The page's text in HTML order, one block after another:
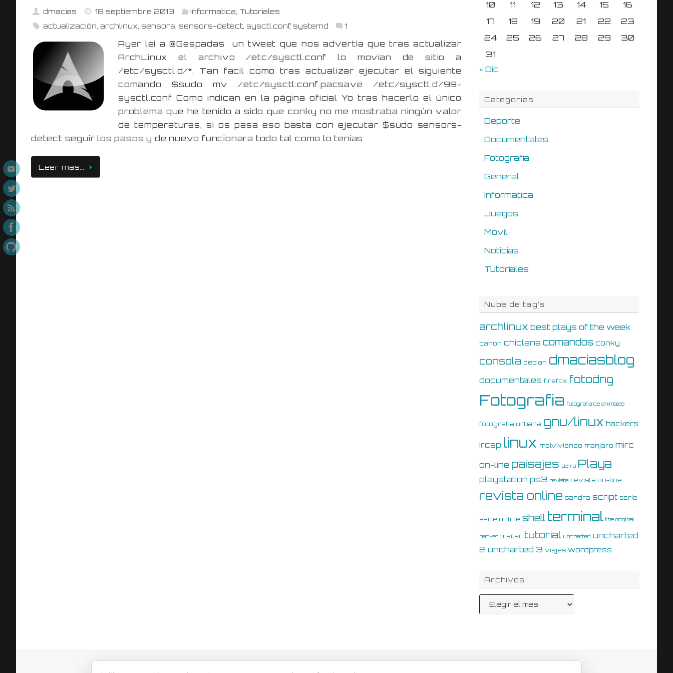
dmacias 18 septiembre 2013 Informatica Tutoriales
actualización ,archlinux ,sensors ,sensors-detect ,sysctl.conf,systemd 1
Ayer leí a @Gespadas un tweet que nos advertía que tras actualizar
ArchLinux el archivo /etc/sysctl.conf lo movian de sitio a
/etc/sysctl.d/*. Tan facil como tras actualizar ejecutar el siguiente
comando $sudo mv /etc/sysctl.conf.pacsave /etc/sysctl.d/99-
sysctl.conf Como indican en la página oficial Yo tras hacerlo el único
problema que he tenido a sido que conky no me mostraba ningún valor
de temperaturas, si os pasa eso basta con ejecutar $sudo sensors-
detect seguir los pasos y de nuevo funcionara todo tal como lo tenias
Leer mas…
10
11 12 13 14 15
16
17
18 19 20 21 22
23
24
25 26 27 28 29
30
31
« Dic
Categorias
Deporte
Documentales
Fotografia
General
Informatica
Juegos
Movil
Noticias
Tutoriales
Nube de tag’s
archlinux best plays of the week
canon chiclana comandos conky
consola debian dmaciasblog
documentales firefox fotodng
Fotografia fotografia de animales
fotografia urbana gnu/linux hackers
ircap linux malviviendo manjaro mirc
on-line paisajes perro Playa
playstation ps3 revista revista on-line
revista online sandra script serie
serie online shell terminal the original
hacker trailer tutorial uncharted uncharted
2 uncharted 3 viajes wordpress
Archivos
Archivos